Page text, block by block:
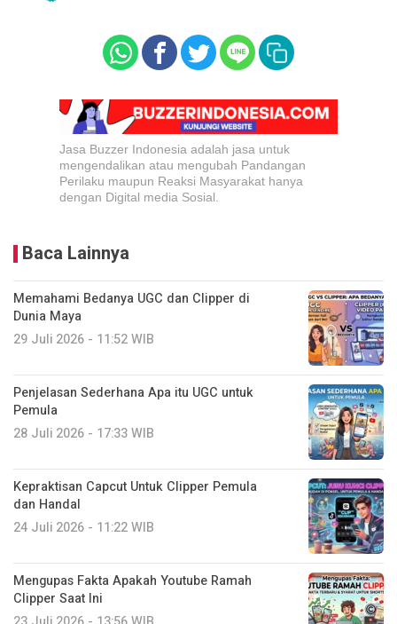
Jasa Buzzer Indonesia adalah jasa untuk
mengendalikan atau mengubah Pandangan
Perilaku maupun Reaksi Masyarakat hanya
dengan Digital media Sosial.
Baca Lainnya
Memahami Bedanya UGC dan Clipper di
Dunia Maya
29 Juli 2026 - 11:52 WIB
Penjelasan Sederhana Apa itu UGC untuk
Pemula
28 Juli 2026 - 17:33 WIB
Kepraktisan Capcut Untuk Clipper Pemula
dan Handal
24 Juli 2026 - 11:22 WIB
Mengupas Fakta Apakah Youtube Ramah
Clipper Saat Ini